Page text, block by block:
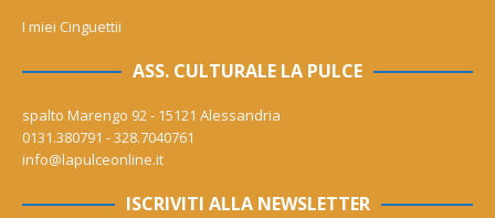
I miei Cinguettii
ASS. CULTURALE LA PULCE
spalto Marengo 92 - 15121 Alessandria
0131.380791 - 328.7040761
info@lapulceonline.it
ISCRIVITI ALLA NEWSLETTER